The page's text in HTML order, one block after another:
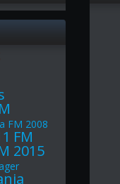
FM 2008
FM
2015